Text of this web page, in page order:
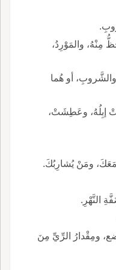
مِنْهُ، والمَوْرِدُ،
أو هُما
إبِلُهُ، وعَطِشَتْ،
ومَنْ يُشارِبُكَ.
النَّهْرِ.
ومِقْدارُ الرِّيِّ مِنَ